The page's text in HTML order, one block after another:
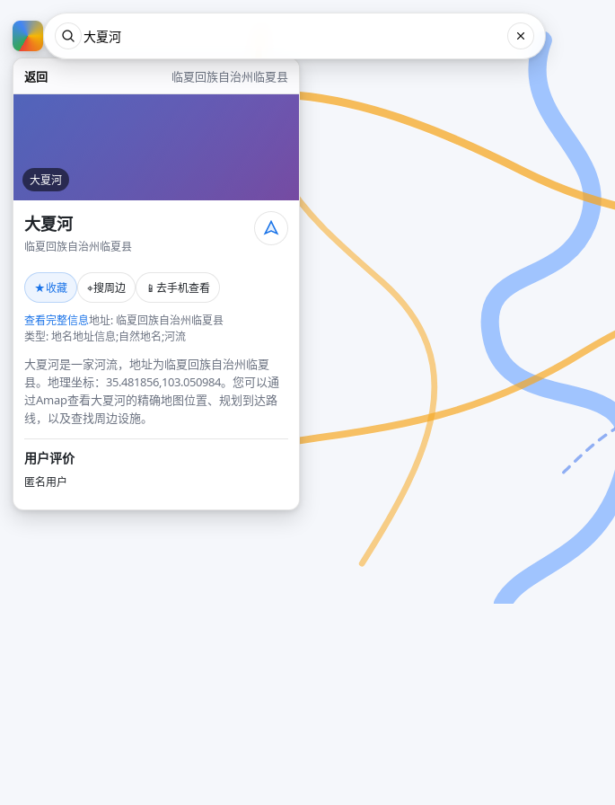
返回 临夏回族自治州临夏县
大夏河
大夏河
临夏回族自治州临夏县
★收藏 ⌖搜周边 📱 去手机查看
查看完整信息地址: 临夏回族自治州临夏县
类型: 地名地址信息;自然地名;河流
大夏河是一家河流，地址为临夏回族自治州临夏
县。地理坐标：35.481856,103.050984。您可以通
过Amap查看大夏河的精确地图位置、规划到达路
线，以及查找周边设施。
用户评价
匿名用户